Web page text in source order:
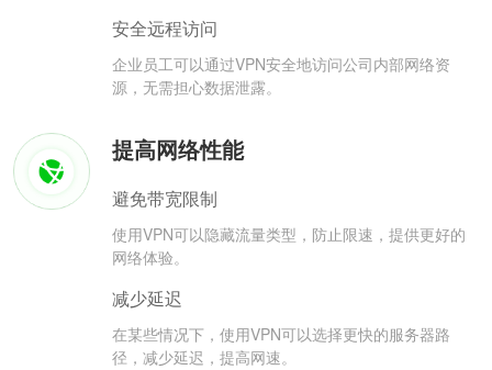
安全远程访问
企业员工可以通过VPN安全地访问公司内部网络资
源，无需担心数据泄露。
提高网络性能
避免带宽限制
使用VPN可以隐藏流量类型，防止限速，提供更好的
网络体验。
减少延迟
在某些情况下，使用VPN可以选择更快的服务器路
径，减少延迟，提高网速。